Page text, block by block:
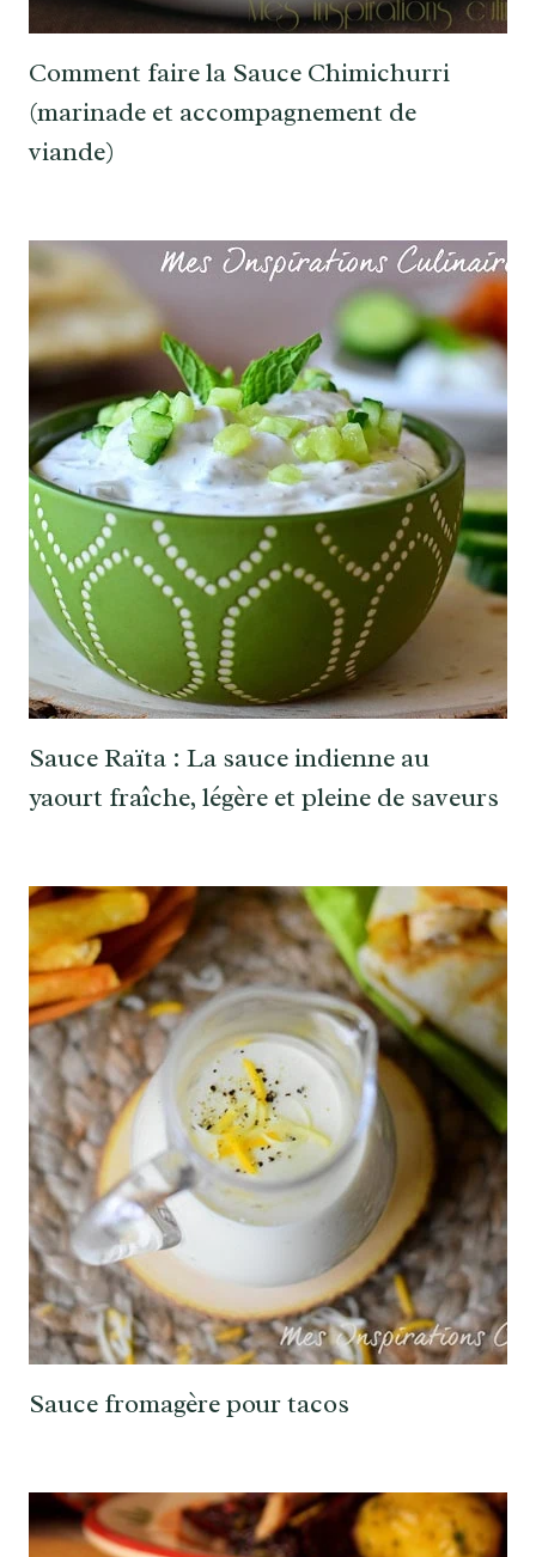
Comment faire la Sauce Chimichurri
(marinade et accompagnement de
viande)
Sauce Raïta : La sauce indienne au
yaourt fraîche, légère et pleine de saveurs
Sauce fromagère pour tacos